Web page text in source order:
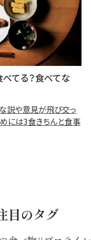
べてる？食べてな
な説や意見が飛び交っ
には3食きちんと食事
目のタグ